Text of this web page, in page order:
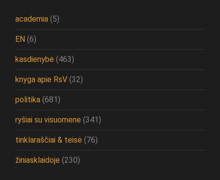
academia (5)
EN (6)
kasdienybė (463)
knyga apie RsV (32)
politika (681)
ryšiai su visuomene (341)
tinklaraščiai & teisė (76)
žiniasklaidoje (230)